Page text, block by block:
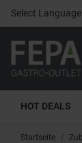
Select Language
HOT DEALS
Startseite